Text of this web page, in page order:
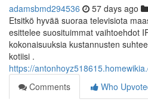
adamsbmd294536 57 days ago
Etsitkö hyvää suoraa televisiota
esittelee suosituimmat vaihtoehdot
kokonaisuuksia kustannusten
kotiisi .
https://
Comments
Who